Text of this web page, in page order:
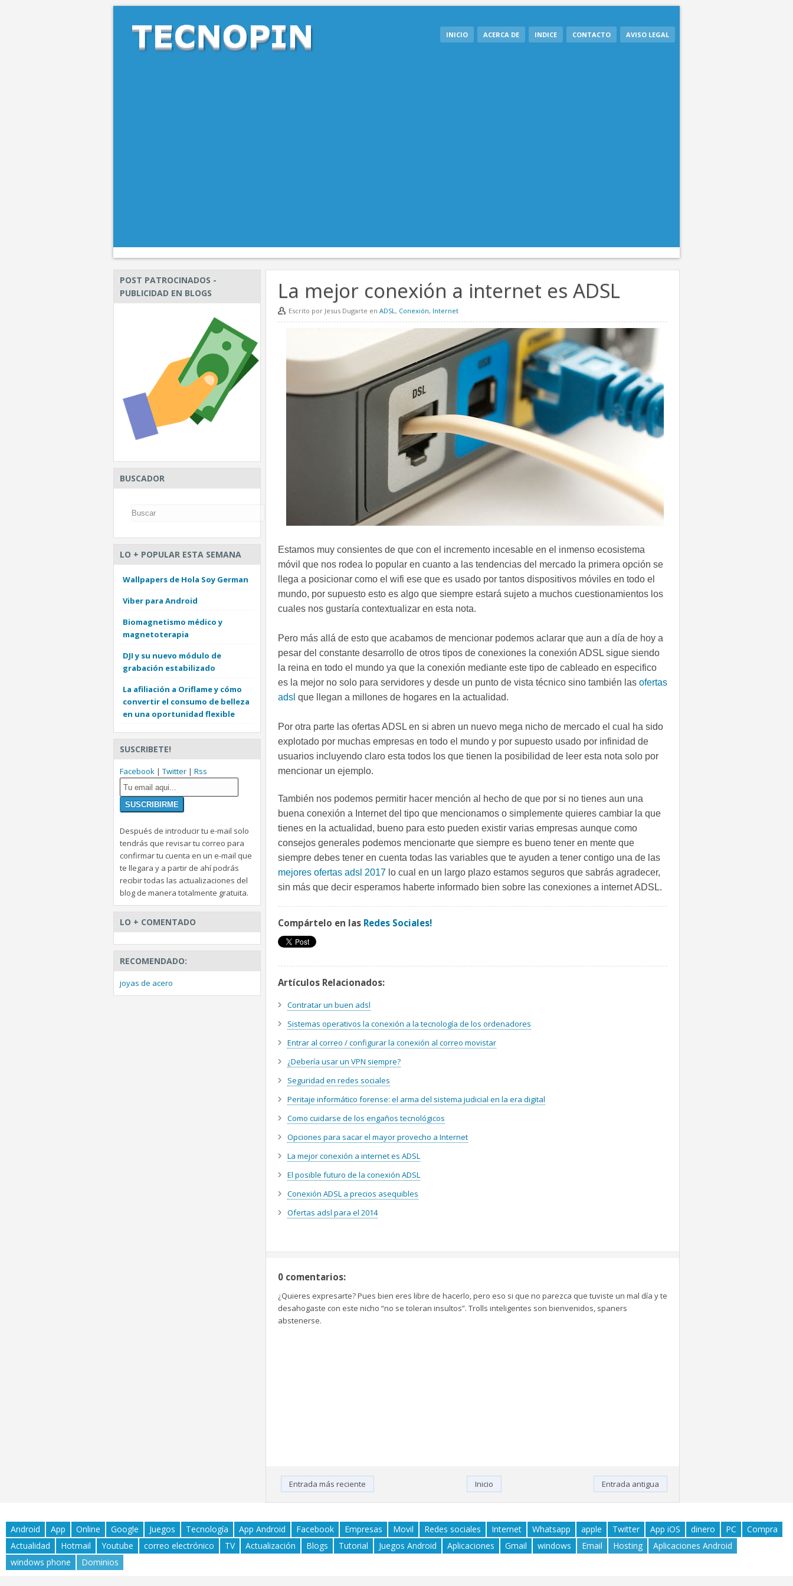
INICIO ACERCA DE INDICE CONTACTO AVISO LEGAL
La mejor conexión a internet es ADSL
Escrito por Jesus Dugarte en ADSL, Conexión, Internet
Estamos muy consientes de que con el incremento incesable en el inmenso ecosistema
móvil que nos rodea lo popular en cuanto a las tendencias del mercado la primera opción se
llega a posicionar como el wifi ese que es usado por tantos dispositivos móviles en todo el
mundo, por supuesto esto es algo que siempre estará sujeto a muchos cuestionamientos los
cuales nos gustaría contextualizar en esta nota.
Pero más allá de esto que acabamos de mencionar podemos aclarar que aun a día de hoy a
pesar del constante desarrollo de otros tipos de conexiones la conexión ADSL sigue siendo
la reina en todo el mundo ya que la conexión mediante este tipo de cableado en especifico
es la mejor no solo para servidores y desde un punto de vista técnico sino también las ofertas
adsl que llegan a millones de hogares en la actualidad.
Por otra parte las ofertas ADSL en si abren un nuevo mega nicho de mercado el cual ha sido
explotado por muchas empresas en todo el mundo y por supuesto usado por infinidad de
usuarios incluyendo claro esta todos los que tienen la posibilidad de leer esta nota solo por
mencionar un ejemplo.
También nos podemos permitir hacer mención al hecho de que por si no tienes aun una
buena conexión a Internet del tipo que mencionamos o simplemente quieres cambiar la que
tienes en la actualidad, bueno para esto pueden existir varias empresas aunque como
consejos generales podemos mencionarte que siempre es bueno tener en mente que
siempre debes tener en cuenta todas las variables que te ayuden a tener contigo una de las
mejores ofertas adsl 2017 lo cual en un largo plazo estamos seguros que sabrás agradecer,
sin más que decir esperamos haberte informado bien sobre las conexiones a internet ADSL.
Compártelo en las Redes Sociales!
Artículos Relacionados:
Contratar un buen adsl
Sistemas operativos la conexión a la tecnología de los ordenadores
Entrar al correo / configurar la conexión al correo movistar
¿Debería usar un VPN siempre?
Seguridad en redes sociales
Peritaje informático forense: el arma del sistema judicial en la era digital
Como cuidarse de los engaños tecnológicos
Opciones para sacar el mayor provecho a Internet
La mejor conexión a internet es ADSL
El posible futuro de la conexión ADSL
Conexión ADSL a precios asequibles
Ofertas adsl para el 2014
0 comentarios:
¿Quieres expresarte? Pues bien eres libre de hacerlo, pero eso si que no parezca que tuviste un mal día y te
desahogaste con este nicho “no se toleran insultos”. Trolls inteligentes son bienvenidos, spaners
abstenerse.
Entrada más reciente Entrada antigua
Inicio
POST PATROCINADOS -
PUBLICIDAD EN BLOGS
BUSCADOR
LO + POPULAR ESTA SEMANA
Wallpapers de Hola Soy German
Viber para Android
Biomagnetismo médico y
magnetoterapia
DJI y su nuevo módulo de
grabación estabilizado
La afiliación a Oriflame y cómo
convertir el consumo de belleza
en una oportunidad flexible
SUSCRIBETE!
Facebook | Twitter | Rss
Después de introducir tu e-mail solo
tendrás que revisar tu correo para
confirmar tu cuenta en un e-mail que
te llegara y a partir de ahí podrás
recibir todas las actualizaciones del
blog de manera totalmente gratuita.
LO + COMENTADO
RECOMENDADO:
joyas de acero
Android App Online Google Juegos Tecnología App Android Facebook Empresas Movil Redes sociales Internet Whatsapp apple Twitter App iOS dinero PC
Compra
Actualidad
Hotmail Youtube correo electrónico TV Actualización Blogs Tutorial Juegos Android Aplicaciones Gmail windows Email Hosting
Aplicaciones Android
windows phone
Dominios